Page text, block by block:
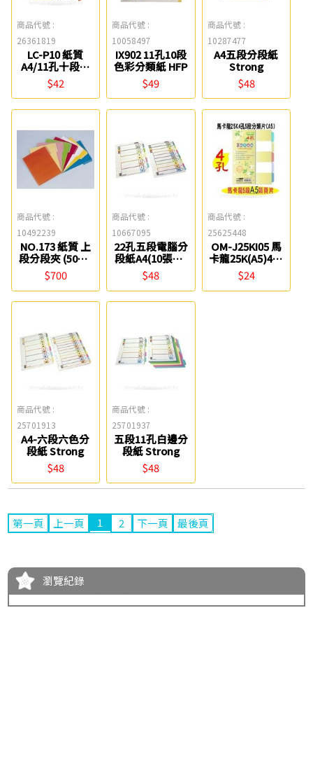
商品代號 :
26361819
LC-P10 紙質
A4/11孔十段索
引分段卡/隔頁片
連勤牌
$42
商品代號 :
10058497
IX902 11孔10段
色彩分類紙 HFP
$49
商品代號 :
10287477
A4五段分段紙
Strong
$48
商品代號 :
10492239
NO.173 紙質 上
段分段夾 (50個/
包) 同春
$700
商品代號 :
10667095
22孔五段電腦分
段紙A4(10張入)
自強
$48
商品代號 :
25625448
OM-J25KI05 馬
卡龍25K(A5)4孔
5段PP分類片 檔
案家
$24
商品代號 :
25701913
A4-六段六色分
段紙 Strong
$48
商品代號 :
25701937
五段11孔白邊分
段紙 Strong
$48
第一頁 上一頁 1 2 下一頁 最後頁
瀏覽紀錄